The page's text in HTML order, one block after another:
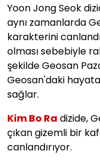
Yoon Jong Seok
aynı zamanlarda
karakterini
olması sebebiyle
şekilde Geosan
Geosan'daki
sağlar.
Kim Bo Ra dizide,
çıkan gizemli bir
canlandırıyor.